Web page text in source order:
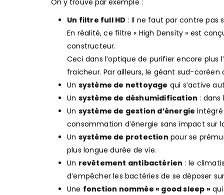
On y trouve par exemple :
Un filtre full HD : Il ne faut par contre pas
En réalité, ce filtre « High Density » est
constructeur.
Ceci dans l’optique de purifier encore
fraicheur. Par ailleurs, le géant sud-
Un système de nettoyage qui s’active
Un système de déshumidification : dans
Un système de gestion d’énergie intégré
consommation d’énergie sans impact sur
Un système de protection pour se
plus longue durée de vie.
Un revêtement antibactérien : le
d’empêcher les bactéries de se déposer
Une fonction nommée « good sleep »qui